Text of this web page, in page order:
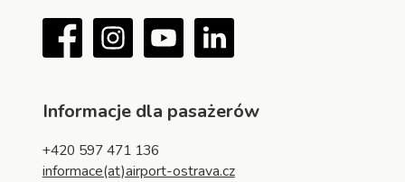
FacebookInstagramYouTubeLinkedIn
Informacje dla pasażerów
+420 597 471 136
informace(at)airport-ostrava.cz